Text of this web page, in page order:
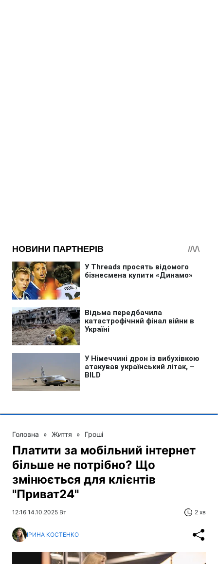
Головна » Життя » Гроші
Платити за мобільний інтернет
більше не потрібно? Що
змінюється для клієнтів
"Приват24"
12:16 14.10.2025 Вт 2 хв
ІРИНА КОСТЕНКО